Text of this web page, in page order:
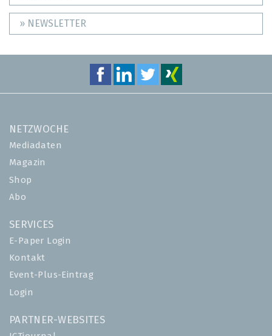
» NEWSLETTER
NETZWOCHE
Mediadaten
Magazin
Shop
Abo
SERVICES
E-Paper Login
Kontakt
Event-Plus-Eintrag
Login
PARTNER-WEBSITES